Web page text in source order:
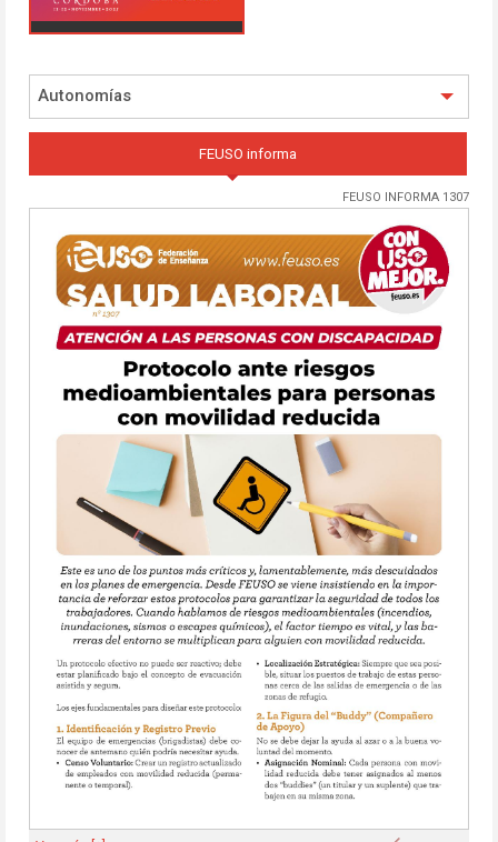
Autonomías
FEUSO informa
FEUSO INFORMA 1307